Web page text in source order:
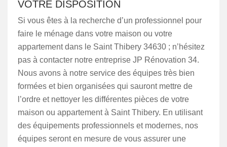
VOTRE DISPOSITION
Si vous êtes à la recherche d’un professionnel pour
faire le ménage dans votre maison ou votre
appartement dans le Saint Thibery 34630 ; n’hésitez
pas à contacter notre entreprise JP Rénovation 34.
Nous avons à notre service des équipes très bien
formées et bien organisées qui sauront mettre de
l’ordre et nettoyer les différentes pièces de votre
maison ou appartement à Saint Thibery. En utilisant
des équipements professionnels et modernes, nos
équipes seront en mesure de vous assurer une